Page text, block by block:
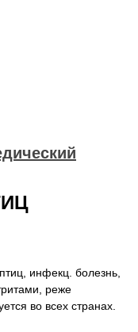
инфекц. болезнь,
реже
во всех странах.